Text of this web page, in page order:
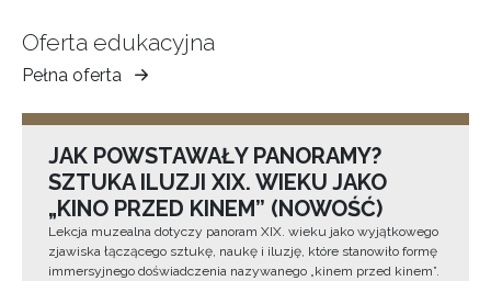
Oferta edukacyjna
Pełna oferta
Muzeum
Ziemi
JAK POWSTAWAŁY PANORAMY?
SZTUKA ILUZJI XIX. WIEKU JAKO
„KINO PRZED KINEM” (NOWOŚĆ)
Lekcja muzealna dotyczy panoram XIX. wieku jako wyjątkowego
zjawiska łączącego sztukę, naukę i iluzję, które stanowiło formę
immersyjnego doświadczenia nazywanego „kinem przed kinem”.